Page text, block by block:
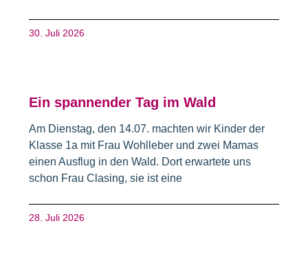
30. Juli 2026
Ein spannender Tag im Wald
Am Dienstag, den 14.07. machten wir Kinder der
Klasse 1a mit Frau Wohlleber und zwei Mamas
einen Ausflug in den Wald. Dort erwartete uns
schon Frau Clasing, sie ist eine
28. Juli 2026